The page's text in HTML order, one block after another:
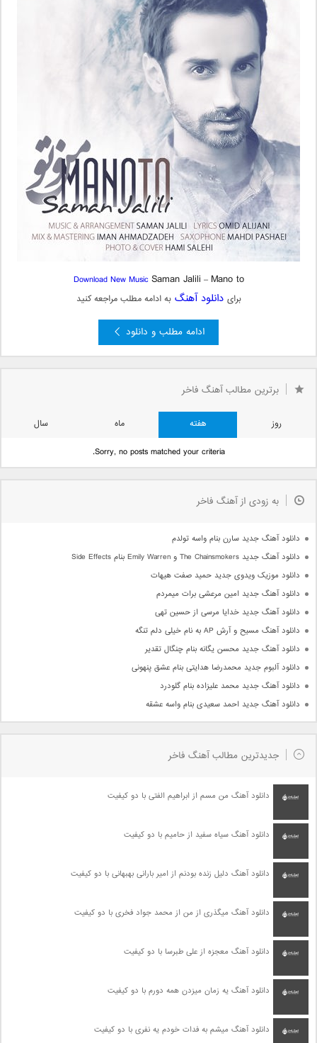
Download New Music Saman Jalili – Mano to
برای دانلود آهنگ به ادامه مطلب مراجعه کنید
ادامه مطلب و دانلود
برترین مطالب آهنگ فاخر
روز هفته ماه
سال
Sorry, no posts matched your criteria.
به زودی از آهنگ فاخر
دانلود آهنگ جدید سارن بنام واسه تولدم
دانلود آهنگ جدید The Chainsmokers و Emily Warren بنام Side Effects
دانلود موزیک ویدوی جدید حمید صفت هیهات
دانلود آهنگ جدید امین مرعشی برات میمردم
دانلود آهنگ جدید خدایا مرسی از حسین تهی
دانلود آهنگ مسیح و آرش AP به نام خیلی دلم تنگه
دانلود آهنگ جدید محسن یگانه بنام چنگال تقدیر
دانلود آلبوم جدید محمدرضا هدایتی بنام عشق پنهونی
دانلود آهنگ جدید محمد علیزاده بنام گلودرد
دانلود آهنگ جدید احمد سعیدی بنام واسه عشقه
جدیدترین مطالب آهنگ فاخر
دانلود آهنگ من مسم از ابراهیم الفتی با دو کیفیت
دانلود آهنگ سیاه سفید از حامیم با دو کیفیت
دانلود آهنگ دلیل زنده بودنم از امیر بارانی بهبهانی با دو کیفیت
دانلود آهنگ میگذری از من از محمد جواد فخری با دو کیفیت
دانلود آهنگ معجزه از علی طبرسا با دو کیفیت
دانلود آهنگ یه زمان میزدن همه دورم با دو کیفیت
دانلود آهنگ میشم به فدات خودم یه نفری با دو کیفیت